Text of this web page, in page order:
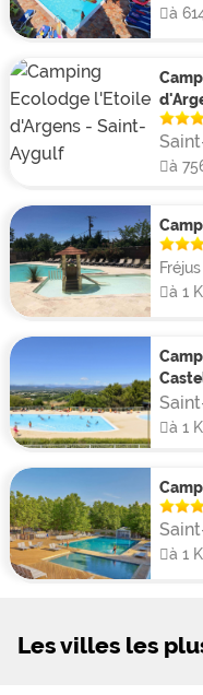
à
à
Fréjus
à 1
à 1
à 1
Les villes les